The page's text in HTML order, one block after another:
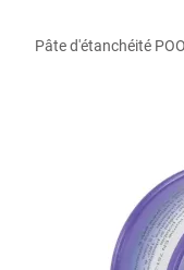
Pâte d'étanchéité